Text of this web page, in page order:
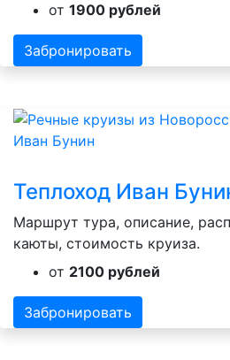
от 1900 рублей
Забронировать
Теплоход Иван
Маршрут тура, описание,
каюты, стоимость круиза.
от 2100 рублей
Забронировать